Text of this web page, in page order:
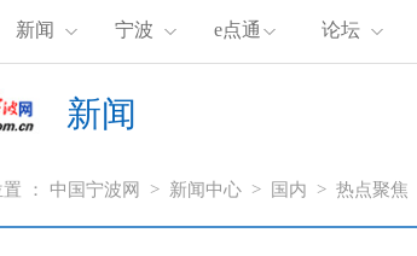
新闻 宁波 e点通 论坛
新闻
： 中国宁波网 > 新闻中心 > 国内 > 热点聚焦